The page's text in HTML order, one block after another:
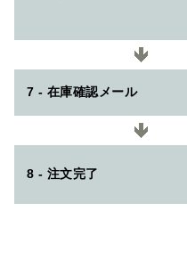
7 - 在庫確認メール
8 - 注文完了